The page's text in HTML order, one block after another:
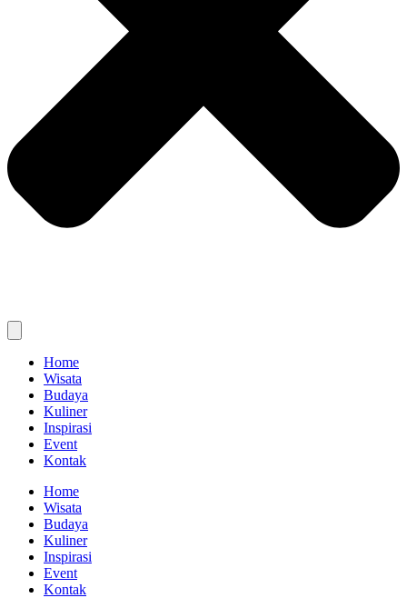
Home
Wisata
Budaya
Kuliner
Inspirasi
Event
Kontak
Home
Wisata
Budaya
Kuliner
Inspirasi
Event
Kontak